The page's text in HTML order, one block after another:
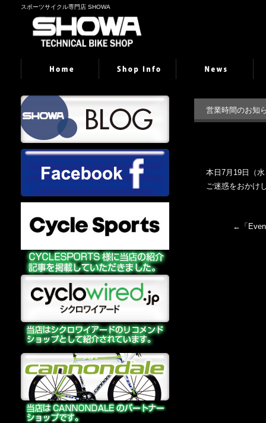
スポーツサイクル専門店 SHOWA
営業時間のお知
本日7月19日（
ご迷惑をおかけ
←「